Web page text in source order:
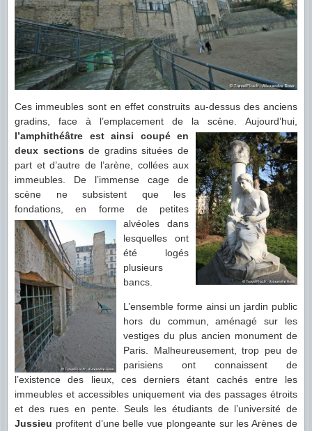
Ces immeubles sont en effet construits au-dessus des anciens
gradins, face à l’emplacement de la scène. Aujourd’hui,
l’amphithéâtre est ainsi coupé en
deux sections de gradins situées de
part et d’autre de l’arène, collées aux
immeubles. De l’immense cage de
scène ne subsistent que les
fondations, en forme de petites
alvéoles dans
lesquelles ont
été logés
plusieurs
bancs.
L’ensemble forme ainsi un jardin public
hors du commun, aménagé sur les
vestiges du plus ancien monument de
Paris. Malheureusement, trop peu de
parisiens ont connaissent de
l’existence des lieux, ces derniers étant cachés entre les
immeubles et accessibles uniquement via des passages étroits
et des rues en pente. Seuls les étudiants de l’université de
Jussieu profitent d’une belle vue plongeante sur les Arènes de